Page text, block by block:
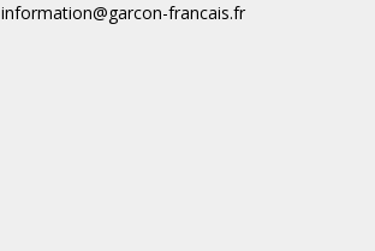
information@garcon-francais.fr